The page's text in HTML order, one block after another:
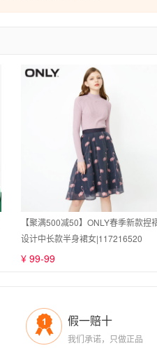
【聚满500减50】ONLY春季新款捏
设计中长款半身裙女|117216520
¥ 99-99
假一赔十
我们承诺，只做正品